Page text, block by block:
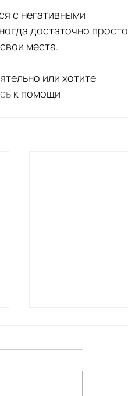
с негативными
достаточно просто
места.
или хотите
к помощи